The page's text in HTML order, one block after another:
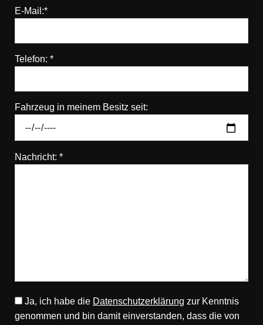
E-Mail:*
Telefon: *
Fahrzeug in meinem Besitz seit:
Nachricht: *
Ja, ich habe die Datenschutzerklärung zur Kenntnis
genommen und bin damit einverstanden, dass die von